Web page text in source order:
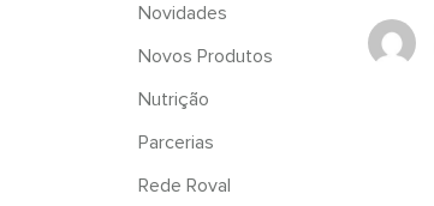
Novidades
Novos Produtos
Nutrição
Parcerias
Rede Roval